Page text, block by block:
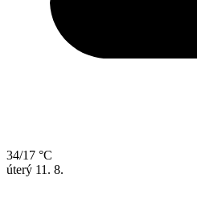
34/17 °C
úterý 11. 8.